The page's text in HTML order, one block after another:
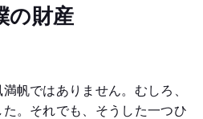
の財産
帆ではありません。むしろ、
。それでも、そうした一つひ